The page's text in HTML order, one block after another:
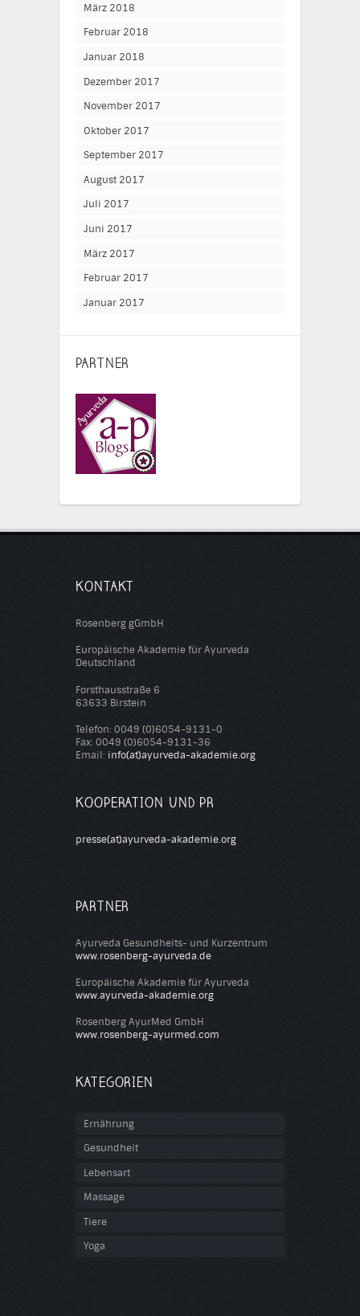
März 2018
Februar 2018
Januar 2018
Dezember 2017
November 2017
Oktober 2017
September 2017
August 2017
Juli 2017
Juni 2017
März 2017
Februar 2017
Januar 2017
PARTNER
KONTAKT
Rosenberg gGmbH
Europäische Akademie für Ayurveda
Deutschland
Forsthausstraße 6
63633 Birstein
Telefon: 0049 (0)6054-9131-0
Fax: 0049 (0)6054-9131-36
Email: info(at)ayurveda-akademie.org
KOOPERATION UND PR
presse(at)ayurveda-akademie.org
PARTNER
Ayurveda Gesundheits- und Kurzentrum
www.rosenberg-ayurveda.de
Europäische Akademie für Ayurveda
www.ayurveda-akademie.org
Rosenberg AyurMed GmbH
www.rosenberg-ayurmed.com
KATEGORIEN
Ernährung
Gesundheit
Lebensart
Massage
Tiere
Yoga